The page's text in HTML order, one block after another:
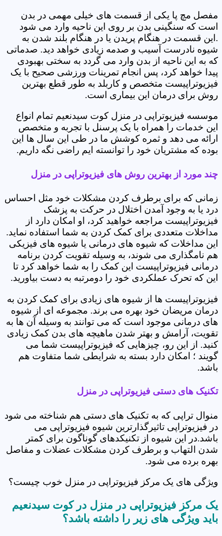
مفصل مچ پا یکی از قسمت های خیلی مهمی در بدن
است که سنگینی بدن بر روی این ناحیه وارد می شود
.این قسمت در هنگام پریدن یا در هنگام بلند شدن به
شیوه نادرست آسیب و صدمه زیادی خواهد دید. صدماتی
که به این ناحیه از بدن وارد می گردد به سختی بهبودی
پیدا خواهد کرد، پس انجام تمرینات ورزشی صحیح با یک
فیزیوتراپیست متخصص و کاربلد به طور قطع بهترین
روش برای درمان این بیماری است.
موسسه فیزیوتراپی در منزل کوت سیدنعیم تمام انواع
این خدمات را همراه با یک پرسنل با تجربه و متخصص
ارائه می دهد و ثمره کوشش ما در طی این سال ها این
بوده که مشتریان خود را توانسته ایم راضی نگه داریم.
چند مورد از بهترین روش های فیزیوتراپی در منزل
زمانی که برای برطرف کردن مشکلات خود مثل احساس
درد یا به وجود آمدن اختلال در حرکت به پزشک
فیزیوتراپیست مراجعه خواهید کرد، او امکان دارد از
مداخلات متعددی برای کمک کردن به شما استفاده نماید.
این مداخلات که شیوه های درمانی یا شیوه های فیزیکی
هم نامگذاری می شوند، به وسیله تقویت کردن برنامه
درمانی فیزیوتراپیست این کمک را به شما خواهد کرد تا
این که تحرک عملکردی خود را دومرتبه به دست بیاورید.
فیزیوتراپیست ها از شیوه های زیادی برای کمک کردن به
درمان مریضان خود بهره می برند. مجموعه ای از شیوه
های درمانی موجود است که می توانند به وسیله آن ها به
تقویت، آرامش و بهتر شدن ماهیچه های بدن کمک زیادی
کنید. از این رو، چیزهایی که فیزیوتراپیست شما می
گویند ؛ امکان دارد بسته به شرایطی شما متفاوت هم
باشد.
تکنیک های دستی فیزیوتراپی در منزل
منوال تراپی که به تکنیک های دستی هم شناخته می شود
در فیزیوتراپی تاثیرگذارترین شیوه فیزیوتراپی می
باشد.در این شیوه از تکنیکدهای گوناگون برای کمتر
شدن التهاب و برطرف کردن مشکلات عضلات و مفاصل
بهره برده می شود.
ویژگی های یک مرکز فیزیوتراپی در منزل خوب چیست؟
یک مرکز فیزیوتراپی در منزل در کوت سیدنعیم
باید ویژگی های زیر را داشته باشد؟